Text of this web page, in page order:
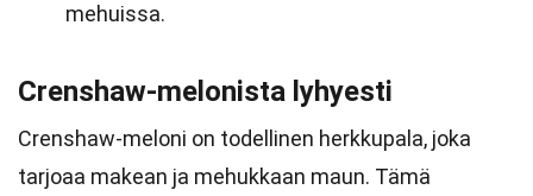
mehuissa.
Crenshaw-melonista lyhyesti
Crenshaw-meloni on todellinen herkkupala, joka
tarjoaa makean ja mehukkaan maun. Tämä